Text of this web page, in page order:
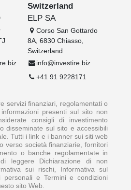
Switzerland
ELP SA
Corso San Gottardo
8A, 6830 Chiasso,
Switzerland
info@investire.biz
+41 91 9228171
servizi finanziari, regolamentati o
presenti sul sito non
consigli di investimento
disseminate sul sito e accessibili
Tutti i link e i banner sui siti web
verso società finanziarie, fornitori
o banche regolamentate in
leggere Dichiarazione di non
sui rischi, Informativa sul
personali e Termini e condizioni
sito Web.